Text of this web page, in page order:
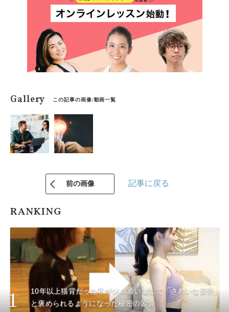
Gallery この記事の画像/動画一覧
前の画像 記事に戻る
RANKING
1
10年以上猫背だった私がジム通いなしで「きれいな姿勢」
と褒められるようになった秘密の習慣